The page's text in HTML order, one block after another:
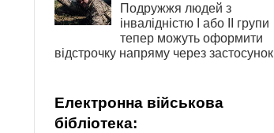
Подружжя людей з
інвалідністю І або ІІ групи
тепер можуть оформити
відстрочку напряму через застосунок
Електронна військова
бібліотека: